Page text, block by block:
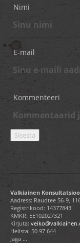
Nimi
E-mail
Kommenteeri
Valkiainen
Aadress: Raudtee 56-9,
Registrikood: 14377843
KMKR: EE102027321
Kirjuta:
Helista: 50 97 644
Jaga ...